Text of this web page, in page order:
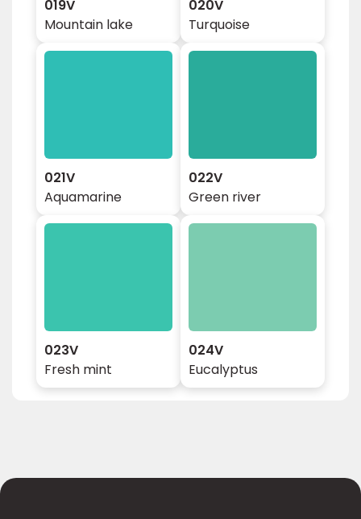
019V
Mountain lake
020V
Turquoise
021V
Aquamarine
022V
Green river
023V
Fresh mint
024V
Eucalyptus